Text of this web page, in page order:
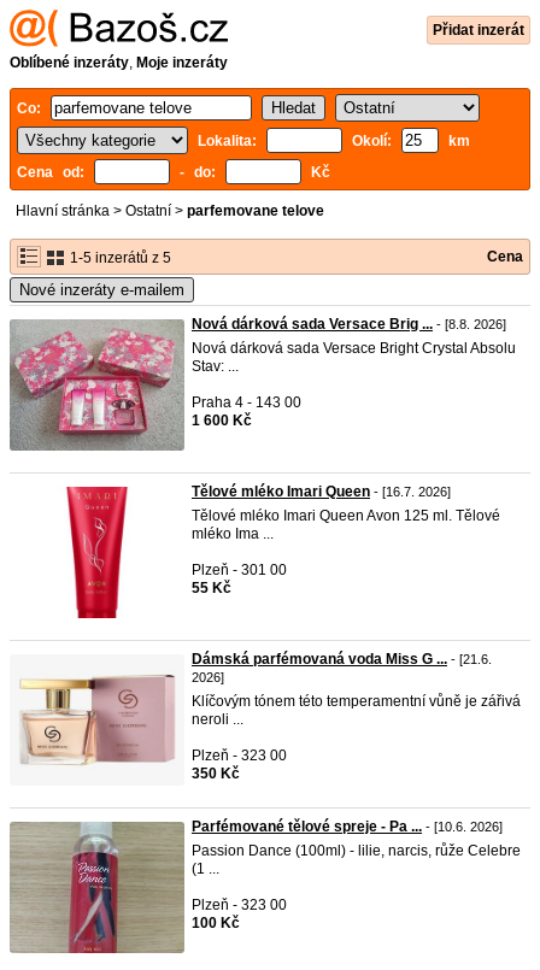
Přidat inzerát
Oblíbené inzeráty, Moje inzeráty
Co:
Lokalita:
Okolí:
km
Cena od:
- do: Kč
Hlavní stránka > Ostatní > parfemovane telove
1-5 inzerátů z 5 Cena
Nové inzeráty e-mailem
Nová dárková sada Versace Brig ... - [8.8. 2026]
Nová dárková sada Versace Bright Crystal Absolu
Stav: ...
Praha 4 - 143 00
1 600 Kč
Tělové mléko Imari Queen - [16.7. 2026]
Tělové mléko Imari Queen Avon 125 ml. Tělové
mléko Ima ...
Plzeň - 301 00
55 Kč
Dámská parfémovaná voda Miss G ... - [21.6.
2026]
Klíčovým tónem této temperamentní vůně je zářivá
neroli ...
Plzeň - 323 00
350 Kč
Parfémované tělové spreje - Pa ... - [10.6. 2026]
Passion Dance (100ml) - lilie, narcis, růže Celebre
(1 ...
Plzeň - 323 00
100 Kč